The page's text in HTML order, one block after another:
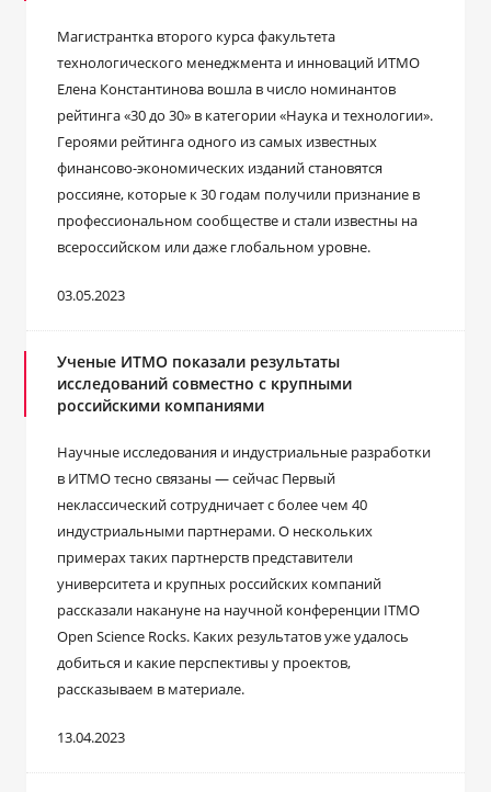
Магистрантка второго курса факультета
технологического менеджмента и инноваций ИТМО
Елена Константинова вошла в число номинантов
рейтинга «30 до 30» в категории «Наука и технологии».
Героями рейтинга одного из самых известных
финансово-экономических изданий становятся
россияне, которые к 30 годам получили признание в
профессиональном сообществе и стали известны на
всероссийском или даже глобальном уровне.
03.05.2023
Ученые ИТМО показали результаты
исследований совместно с крупными
российскими компаниями
Научные исследования и индустриальные разработки
в ИТМО тесно связаны — сейчас Первый
неклассический сотрудничает с более чем 40
индустриальными партнерами. О нескольких
примерах таких партнерств представители
университета и крупных российских компаний
рассказали накануне на научной конференции ITMO
Open Science Rocks. Каких результатов уже удалось
добиться и какие перспективы у проектов,
рассказываем в материале.
13.04.2023